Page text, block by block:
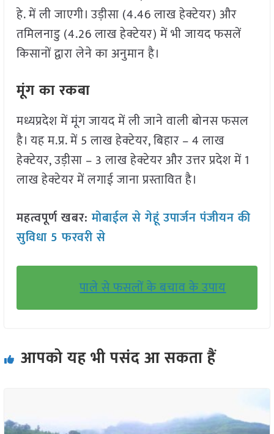
हे. में ली जाएगी। उड़ीसा (4.46 लाख हेक्टेयर) और
तमिलनाडु (4.26 लाख हेक्टेयर) में भी जायद फसलें
किसानों द्वारा लेने का अनुमान है।
मूंग का रकबा
मध्यप्रदेश में मूंग जायद में ली जाने वाली बोनस फसल
है। यह म.प्र. में 5 लाख हेक्टेयर, बिहार – 4 लाख
हेक्टेयर, उड़ीसा – 3 लाख हेक्टेयर और उत्तर प्रदेश में 1
लाख हेक्टेयर में लगाई जाना प्रस्तावित है।
महत्वपूर्ण खबर:मोबाईल से गेहूं उपार्जन पंजीयन की
सुविधा 5 फरवरी से
पाले से फसलों के बचाव के उपाय
आपको यह भी पसंद आ सकता हैं